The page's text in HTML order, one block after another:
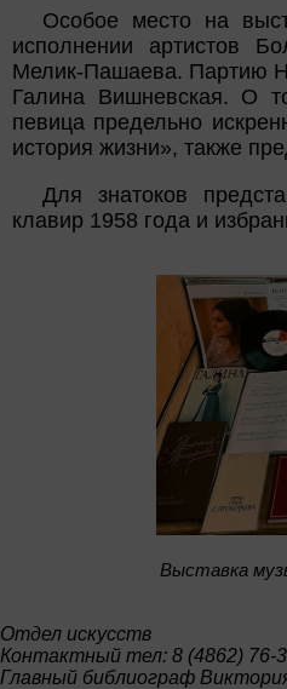
Особое место на
исполнении артистов
Мелик-Пашаева. Партию
Галина Вишневская. О
певица предельно
история жизни», также
Для знатоков
клавир 1958 года и
Bыставка
Отдел искусств
Контактный тел: 8 (4862) 76-
Главный библиограф